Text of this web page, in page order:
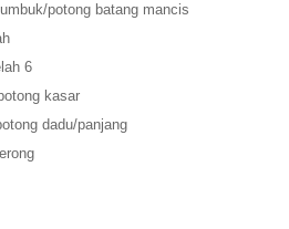
potong batang mancis
6
kasar
dadu/panjang